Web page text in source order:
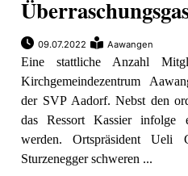
09.07.2022 Aawangen
Eine stattliche Anzahl
Kirchgemeindezentrum
der SVP Aadorf. Nebst den
das Ressort Kassier infolge
werden. Ortspräsident Ueli
Sturzenegger schweren ...